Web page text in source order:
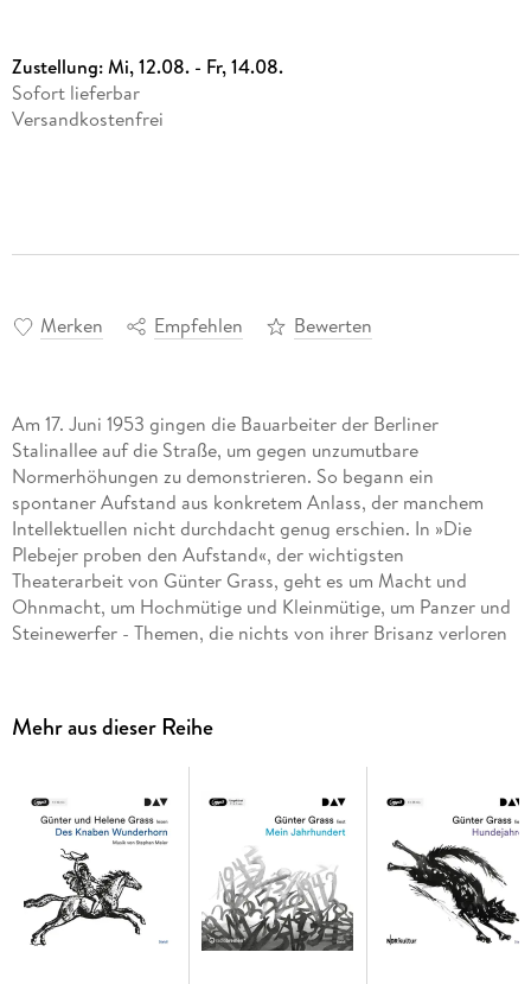
Zustellung:Mi, 12.08. - Fr, 14.08.
Sofort lieferbar
Versandkostenfrei
Merken Empfehlen Bewerten
Am 17. Juni 1953 gingen die Bauarbeiter der Berliner
Stalinallee auf die Straße, um gegen unzumutbare
Normerhöhungen zu demonstrieren. So begann ein
spontaner Aufstand aus konkretem Anlass, der manchem
Intellektuellen nicht durchdacht genug erschien. In »Die
Plebejer proben den Aufstand«, der wichtigsten
Theaterarbeit von Günter Grass, geht es um Macht und
Ohnmacht, um Hochmütige und Kleinmütige, um Panzer und
Steinewerfer - Themen, die nichts von ihrer Brisanz verloren
mp3-CD | ca. 1 h 52 min
Mehr aus dieser Reihe